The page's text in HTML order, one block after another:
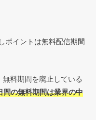
ポイントは無料配信期間
料期間を廃止している
の無料期間は業界の中